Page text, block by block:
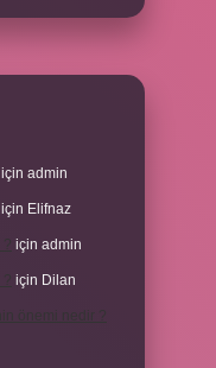
için admin
için Elifnaz
için admin
için Dilan